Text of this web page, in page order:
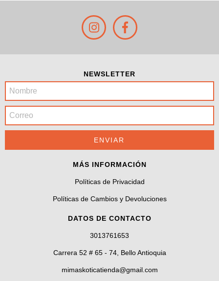
NEWSLETTER
MÁS INFORMACIÓN
Políticas de Privacidad
Políticas de Cambios y Devoluciones
DATOS DE CONTACTO
3013761653
Carrera 52 # 65 - 74, Bello Antioquia
mimaskoticatienda@gmail.com